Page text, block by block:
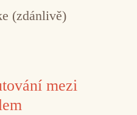
(zdánlivě)
mezi